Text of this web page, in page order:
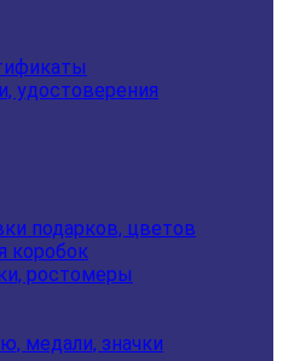
удостоверения
подарков, цветов
коробок
ростомеры
медали, значки